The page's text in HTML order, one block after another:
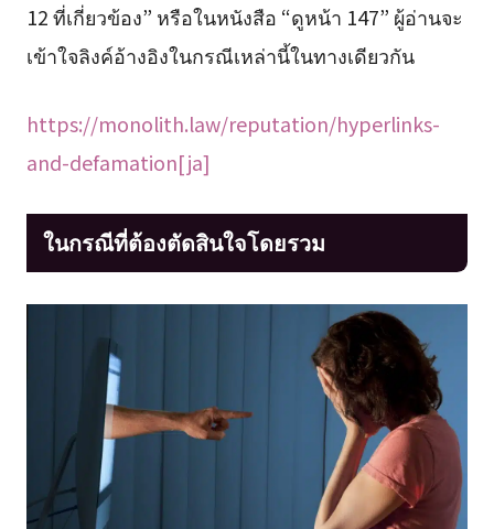
12 ที่เกี่ยวข้อง” หรือในหนังสือ “ดูหน้า 147” ผู้อ่านจะ
เข้าใจลิงค์อ้างอิงในกรณีเหล่านี้ในทางเดียวกัน
https://monolith.law/reputation/hyperlinks-
and-defamation[ja]
ในกรณีที่ต้องตัดสินใจโดยรวม